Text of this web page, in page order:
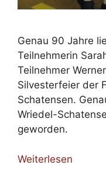
Genau 90 Jahre
Teilnehmerin
Teilnehmer
Silvesterfeier der
Schatensen.
Wriedel-
geworden.
Weiterlesen